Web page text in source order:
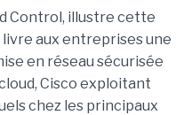
Control, illustre cette
aux entreprises une
en réseau sécurisée
Cisco exploitant
chez les principaux